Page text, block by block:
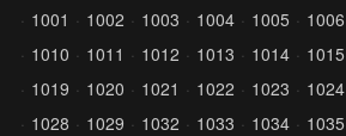
1001
1002 1003 1004 1005 1006
1010
1011 1012 1013 1014 1015
1019
1020 1021 1022 1023 1024
1028
1029 1032 1033 1034 1035